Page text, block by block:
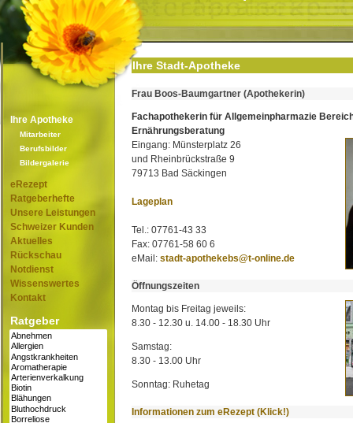
Ihre Apotheke
Mitarbeiter
Berufsbilder
Bildergalerie
eRezept
Ratgeberhefte
Unsere Leistungen
Schweizer Kunden
Aktuelles
Rückschau
Notdienst
Wissenswertes
Kontakt
Ratgeber
Ihre Stadt-Apotheke
Frau Boos-Baumgartner (Apothekerin)
Fachapothekerin für Allgemeinpharmazie
Ernährungsberatung
Eingang: Münsterplatz 26
und Rheinbrückstraße 9
79713 Bad Säckingen
Lageplan
Tel.: 07761-43 33
Fax: 07761-58 60 6
eMail: stadt-apothekebs@t-online.de
Öffnungszeiten
Montag bis Freitag jeweils:
8.30 - 12.30 u. 14.00 - 18.30 Uhr
Samstag:
8.30 - 13.00 Uhr
Sonntag: Ruhetag
Informationen zum eRezept (Klick!)